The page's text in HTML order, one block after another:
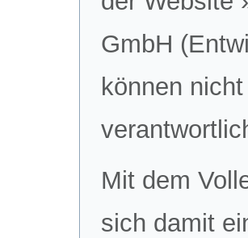
GmbH
können
Mit dem
sich damit